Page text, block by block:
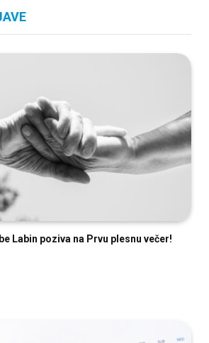
Labin poziva na Prvu plesnu večer!